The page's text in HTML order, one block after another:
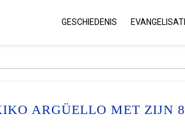
GESCHIEDENIS
ARGÜELLO MET ZIJN